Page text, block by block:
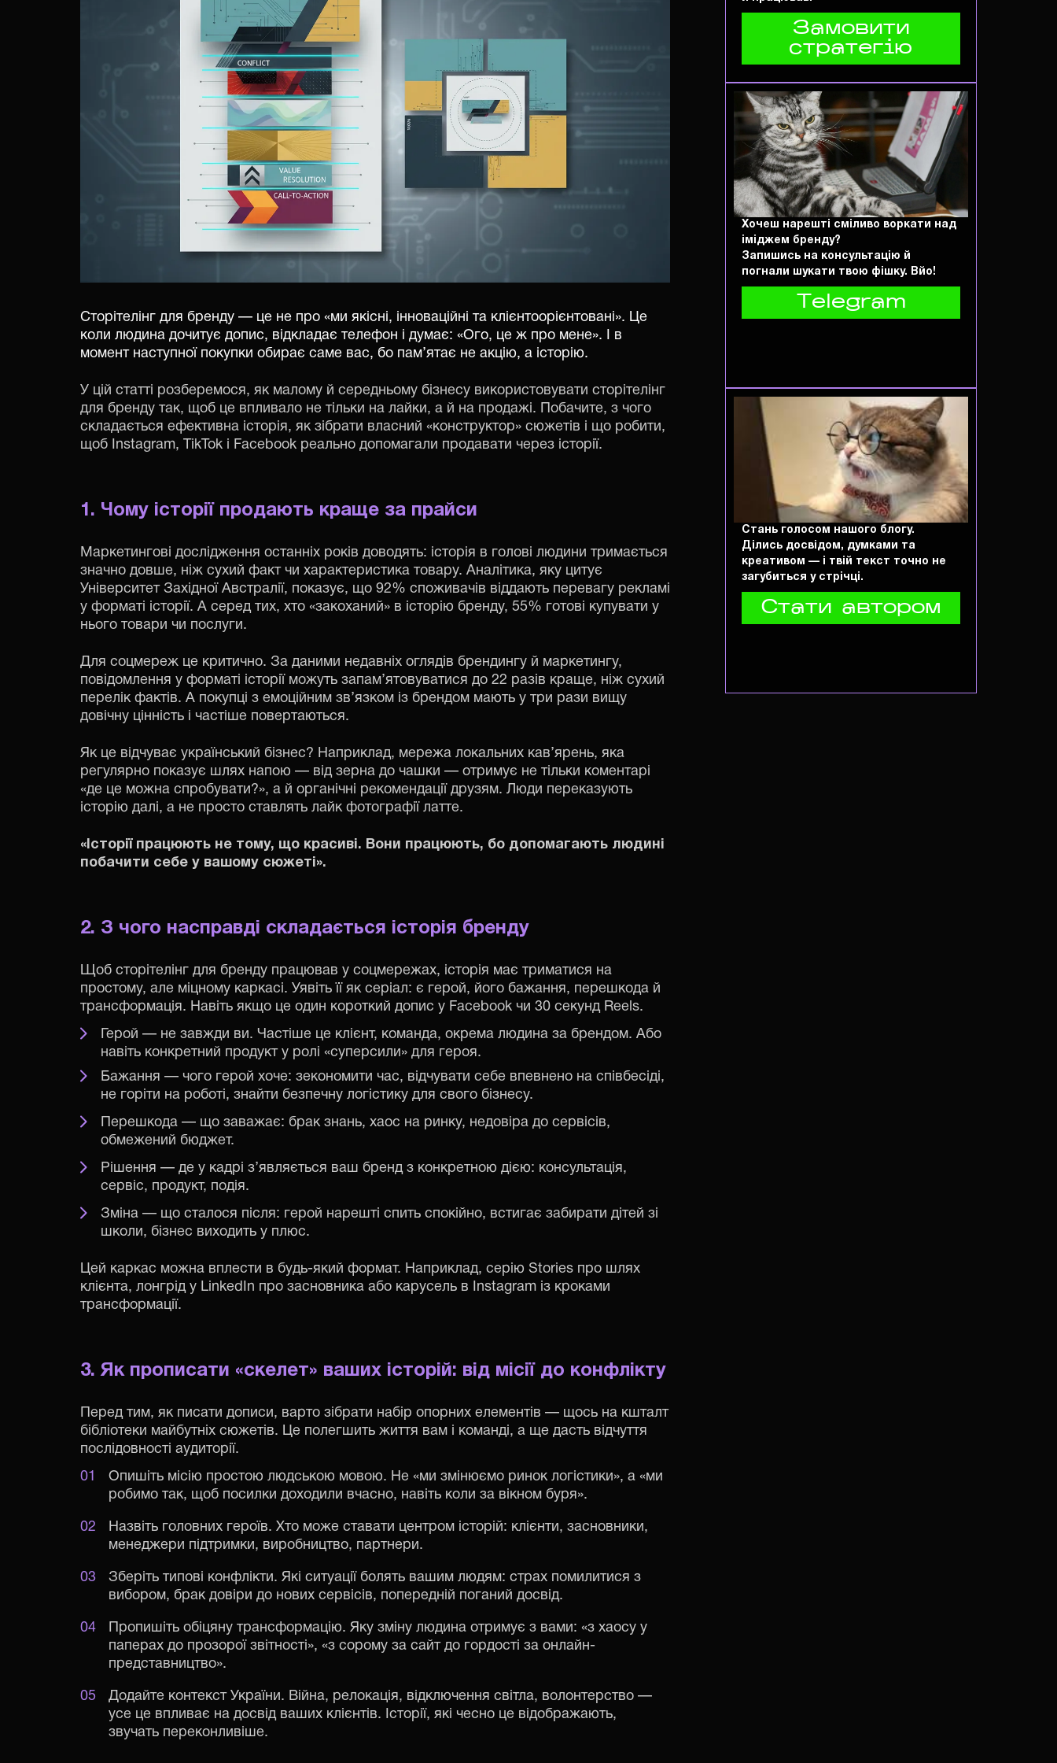
Сторітелінг для бренду — це не про «ми якісні, інноваційні та клієнтоорієнтовані». Це
коли людина дочитує допис, відкладає телефон і думає: «Ого, це ж про мене». І в
момент наступної покупки обирає саме вас, бо пам’ятає не акцію, а історію.
У цій статті розберемося, як малому й середньому бізнесу використовувати сторітелінг
для бренду так, щоб це впливало не тільки на лайки, а й на продажі. Побачите, з чого
складається ефективна історія, як зібрати власний «конструктор» сюжетів і що робити,
щоб Instagram, TikTok і Facebook реально допомагали продавати через історії.
1. Чому історії продають краще за прайси
Маркетингові дослідження останніх років доводять: історія в голові людини тримається
значно довше, ніж сухий факт чи характеристика товару. Аналітика, яку цитує
Університет Західної Австралії, показує, що 92% споживачів віддають перевагу рекламі
у форматі історії. А серед тих, хто «закоханий» в історію бренду, 55% готові купувати у
нього товари чи послуги.
Для соцмереж це критично. За даними недавніх оглядів брендингу й маркетингу,
повідомлення у форматі історії можуть запам’ятовуватися до 22 разів краще, ніж сухий
перелік фактів. А покупці з емоційним зв’язком із брендом мають у три рази вищу
довічну цінність і частіше повертаються.
Як це відчуває український бізнес? Наприклад, мережа локальних кав’ярень, яка
регулярно показує шлях напою — від зерна до чашки — отримує не тільки коментарі
«де це можна спробувати?», а й органічні рекомендації друзям. Люди переказують
історію далі, а не просто ставлять лайк фотографії латте.
«Історії працюють не тому, що красиві. Вони працюють, бо допомагають людині
побачити себе у вашому сюжеті».
2. З чого насправді складається історія бренду
Щоб сторітелінг для бренду працював у соцмережах, історія має триматися на
простому, але міцному каркасі. Уявіть її як серіал: є герой, його бажання, перешкода й
трансформація. Навіть якщо це один короткий допис у Facebook чи 30 секунд Reels.
Герой — не завжди ви. Частіше це клієнт, команда, окрема людина за брендом. Або
навіть конкретний продукт у ролі «суперсили» для героя.
Бажання — чого герой хоче: зекономити час, відчувати себе впевнено на співбесіді,
не горіти на роботі, знайти безпечну логістику для свого бізнесу.
Перешкода — що заважає: брак знань, хаос на ринку, недовіра до сервісів,
обмежений бюджет.
Рішення — де у кадрі з’являється ваш бренд з конкретною дією: консультація,
сервіс, продукт, подія.
Зміна — що сталося після: герой нарешті спить спокійно, встигає забирати дітей зі
школи, бізнес виходить у плюс.
Цей каркас можна вплести в будь-який формат. Наприклад, серію Stories про шлях
клієнта, лонгрід у LinkedIn про засновника або карусель в Instagram із кроками
трансформації.
3. Як прописати «скелет» ваших історій: від місії до конфлікту
Перед тим, як писати дописи, варто зібрати набір опорних елементів — щось на кшталт
бібліотеки майбутніх сюжетів. Це полегшить життя вам і команді, а ще дасть відчуття
послідовності аудиторії.
Опишіть місію простою людською мовою. Не «ми змінюємо ринок логістики», а «ми
робимо так, щоб посилки доходили вчасно, навіть коли за вікном буря».
Назвіть головних героїв. Хто може ставати центром історій: клієнти, засновники,
менеджери підтримки, виробництво, партнери.
Зберіть типові конфлікти. Які ситуації болять вашим людям: страх помилитися з
вибором, брак довіри до нових сервісів, попередній поганий досвід.
Пропишіть обіцяну трансформацію. Яку зміну людина отримує з вами: «з хаосу у
паперах до прозорої звітності», «з сорому за сайт до гордості за онлайн-
представництво».
Додайте контекст України. Війна, релокація, відключення світла, волонтерство —
усе це впливає на досвід ваших клієнтів. Історії, які чесно це відображають,
звучать переконливіше.
Стань голосом нашого блогу.
Ділись досвідом, думками та
креативом — і твій текст точно не
загубиться у стрічці.
Стати автором
Хочеш нарешті сміливо воркати над
іміджем бренду?
Запишись на консультацію й
погнали шукати твою фішку. Вйо!
Telegram
Замовити
стратегію